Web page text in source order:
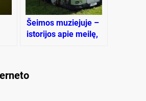
Šeimos muziejuje –
istorijos apie meilę,